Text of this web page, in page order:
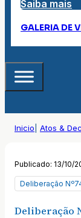
Saiba mais
GALERIA DE
Inicio Atos &
Publicado: 13/10/
Deliberação
Deliberação